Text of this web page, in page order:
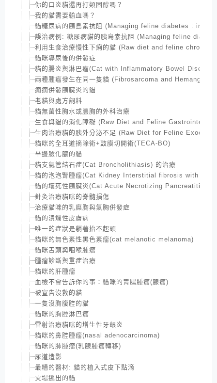
你的口炎貓還再打類固醇嗎？
我的貓需要輸血嗎？
貓糖尿病的胰島素抗阻 (Managing feline diabetes :
誤治病例: 糖尿病貓的胰島素抗阻 (Managing feline
利用生食治療慢性下痢的貓 (Raw diet and feline chronic
貓咪導尿後的併發症
貓的腸炎與淋巴瘤(Cat with Inflammatory Bowel
兩種腫瘤發生在同一隻貓 (Fibrosarcoma and
癲癇併發胰臟炎的貓
老貓與處方飼料
貓無菌性胸水或膿胸的外科治療
生食與貓的消化障礙 (Raw Diet and Feline
生肉治療貓的胰外分泌不足 (Raw Diet for Feline
貓咪的全耳道摘除術+鼓膜切開術(TECA-BO)
半邊臉化膿的貓
貓支氣管結石症(Cat Broncholithiasis) 的治療
貓的泡泡腎腫瘤(Cat Kidney Interstitial fibrosis with
貓的壞死性胰臟炎(Cat Acute Necrotizing Pancreatitis)
針灸治療貓咪的脊髓損傷
治療貓咪的乳糜胸與氣胸併發症
貓的潰爛性皮膚病
唯一的症狀是躺著抬不起頭
貓咪的無色素性黑色素瘤(cat melanotic melanoma)
貓咪舌頭與咽喉腫瘤
腫瘤診斷與重症治療
貓咪的肝腫瘤
血檢不會告訴你的事：貓咪的胃腸腫瘤(腺瘤)
被宣告沒救的貓
一隻沒胸腹腔的貓
貓咪的胸腔淋巴瘤
雷射治療貓咪的增生性牙齦炎
貓咪的鼻腔腫瘤(nasal adenocarcinoma)
貓咪的肺腫瘤(乳腺腫瘤轉移)
尿道造影
最糟的醫材: 貓的植入式皮下點滴
火場逃出的貓